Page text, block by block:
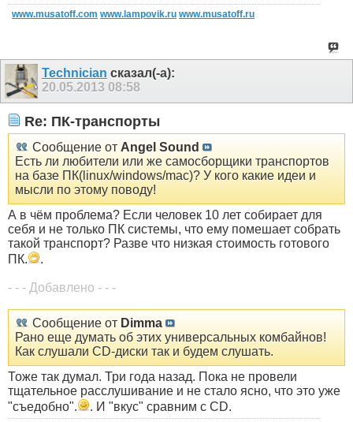
www.musatoff.com www.lampovik.ru www.musatoff.ru
Technician сказал(-а):
20.05.2013 08:58
Re: ПК-транспорты
Сообщение от Angel Sound
Есть ли любители или же самосборщики транспортов
на базе ПК(linux/windows/mac)? У кого какие идеи и
мысли по этому поводу!
А в чём проблема? Если человек 10 лет собирает для
себя и не только ПК системы, что ему помешает собрать
такой транспорт? Разве что низкая стоимость готового
ПК.
.
- - - Добавлено - - -
Сообщение от Dimma
Рано еще думать об этих универсальных комбайнов!
Как слушали CD-диски так и будем слушать.
Тоже так думал. Три года назад. Пока не провели
тщательное расслушивание и не стало ясно, что это уже
"съедобно".
. И "вкус" сравним с CD.